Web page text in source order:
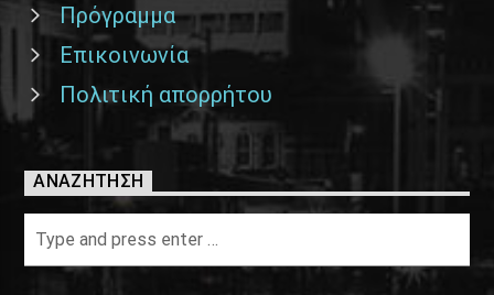
Πρόγραμμα
Επικοινωνία
Πολιτική απορρήτου
ΑΝΑΖΉΤΗΣΗ